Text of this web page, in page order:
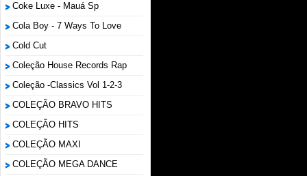
Coke Luxe - Mauá Sp
Cola Boy - 7 Ways To Love
Cold Cut
Coleção House Records Rap
Coleção -Classics Vol 1-2-3
COLEÇÃO BRAVO HITS
COLEÇÃO HITS
COLEÇÃO MAXI
COLEÇÃO MEGA DANCE